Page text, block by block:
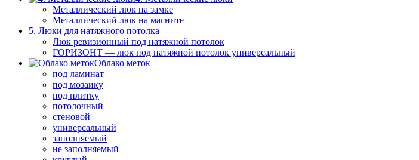
Металлический люк на замке
Металлический люк на магните
5. Люки для натяжного потолка
Люк ревизионный под натяжной потолок
ГОРИЗОНТ — люк под натяжной потолок универсальный
Облако меток
под ламинат
под мозаику
под плитку
потолочный
стеновой
универсальный
заполняемый
не заполняемый